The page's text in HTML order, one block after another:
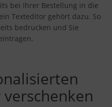
bei Ihrer Bestellung in die
Texteditor gehört dazu. So
bedrucken und Sie